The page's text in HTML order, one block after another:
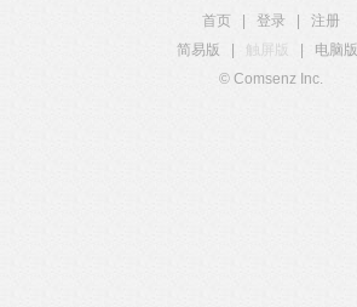
首页 登录
注册
简易版
触屏版 电脑版
© Comsenz Inc.